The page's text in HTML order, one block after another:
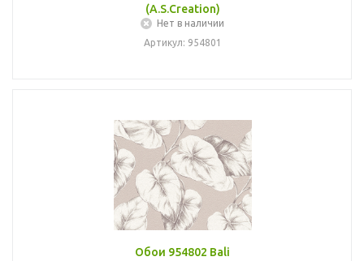
(A.S.Creation)
Нет в наличии
Артикул: 954801
Обои 954802 Bali